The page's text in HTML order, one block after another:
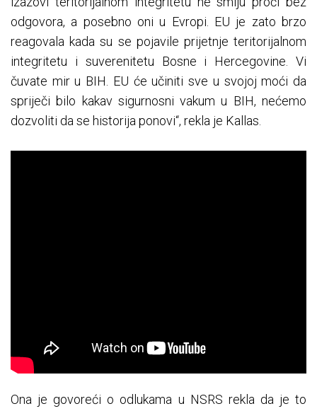
odgovora, a posebno oni u Evropi. EU je zato brzo
reagovala kada su se pojavile prijetnje teritorijalnom
integritetu i suverenitetu Bosne i Hercegovine. Vi
čuvate mir u BIH. EU će učiniti sve u svojoj moći da
spriječi bilo kakav sigurnosni vakum u BIH, nećemo
dozvoliti da se historija ponovi“, rekla je Kallas.
Ona je govoreći o odlukama u NSRS rekla da je to